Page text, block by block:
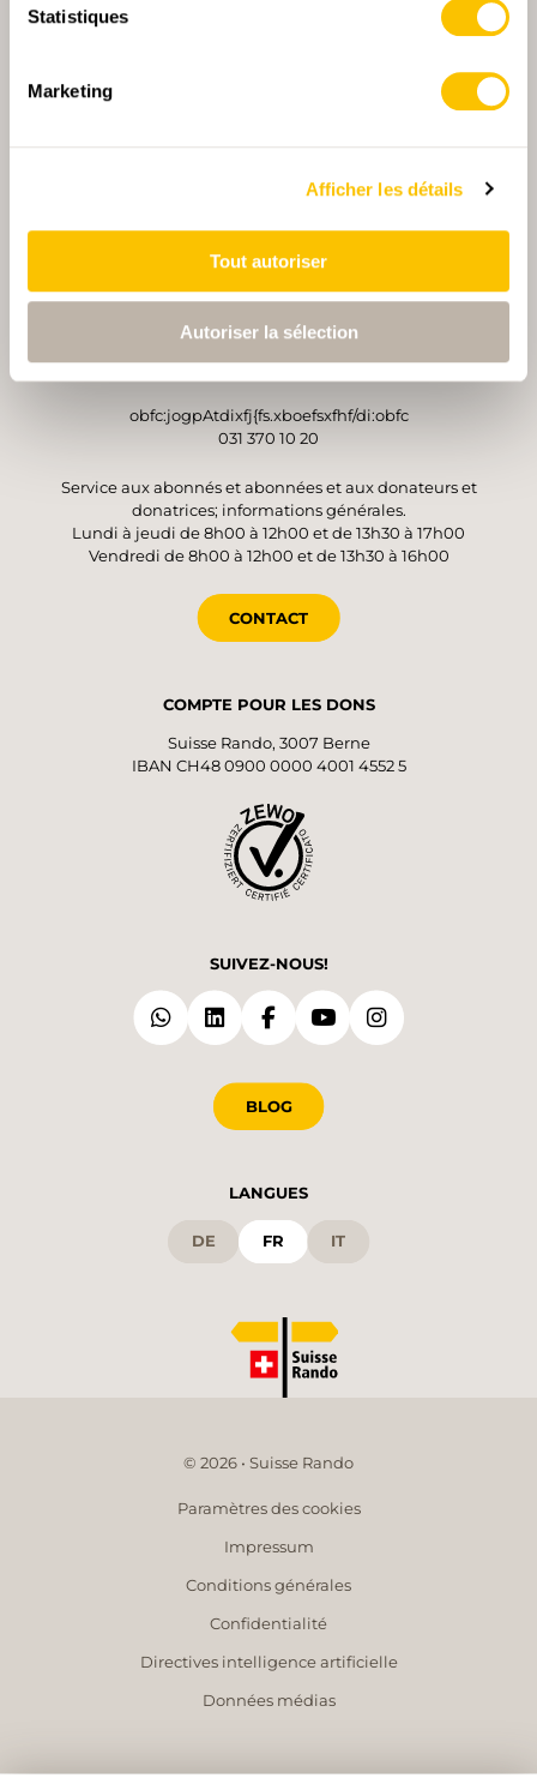
Statistiques
Marketing
Afficher les détails
Tout autoriser
Autoriser la sélection
PARTENAIRE PRINCIPALE ET PARTENAIRE DE TRANSPORT
Suisse Rando
Monbijoustrasse 61
3007 Berne
obfc:jogpAtdixfj{fs.xboefsxfhf/di:obfc
031 370 10 20
Service aux abonnés et abonnées et aux donateurs et
donatrices; informations générales.
Lundi à jeudi de 8h00 à 12h00 et de 13h30 à 17h00
Vendredi de 8h00 à 12h00 et de 13h30 à 16h00
CONTACT
COMPTE POUR LES DONS
Suisse Rando, 3007 Berne
IBAN CH48 0900 0000 4001 4552 5
SUIVEZ-NOUS!
BLOG
LANGUES
DE FR IT
© 2026 • Suisse Rando
Paramètres des cookies
Impressum
Conditions générales
Confidentialité
Directives intelligence artificielle
Données médias